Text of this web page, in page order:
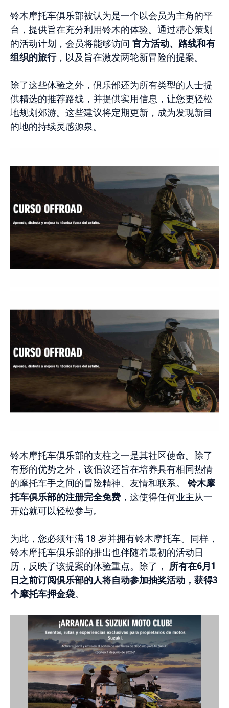
铃木摩托车俱乐部被认为是一个以会员为主角的平
台，提供旨在充分利用铃木的体验。通过精心策划
的活动计划，会员将能够访问 官方活动、路线和有
组织的旅行，以及旨在激发两轮新冒险的提案。
除了这些体验之外，俱乐部还为所有类型的人士提
供精选的推荐路线，并提供实用信息，让您更轻松
地规划郊游。这些建议将定期更新，成为发现新目
的地的持续灵感源泉。
铃木摩托车俱乐部的支柱之一是其社区使命。除了
有形的优势之外，该倡议还旨在培养具有相同热情
的摩托车手之间的冒险精神、友情和联系。铃木摩
托车俱乐部的注册完全免费 ，这使得任何业主从一
开始就可以轻松参与。
为此，您必须年满 18 岁并拥有铃木摩托车。同样，
铃木摩托车俱乐部的推出也伴随着最初的活动日
历，反映了该提案的体验重点。除了， 所有在6月1
日之前订阅俱乐部的人将自动参加抽奖活动，获得3
个摩托车押金袋。